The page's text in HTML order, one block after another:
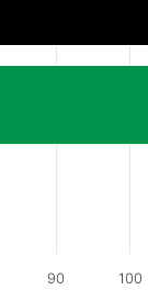
90 100